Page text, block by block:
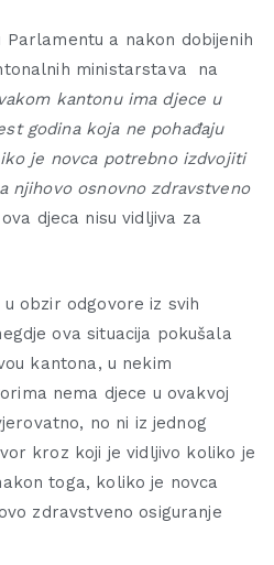
a nakon dobijenih
ministarstava na
kantonu ima djece u
godina koja ne pohađaju
je novca potrebno izdvojiti
njihovo osnovno zdravstveno
djeca nisu vidljiva za
obzir odgovore iz svih
ova situacija pokušala
kantona, u nekim
nema djece u ovakvoj
no ni iz jednog
kroz koji je vidljivo koliko je
toga, koliko je novca
zdravstveno osiguranje